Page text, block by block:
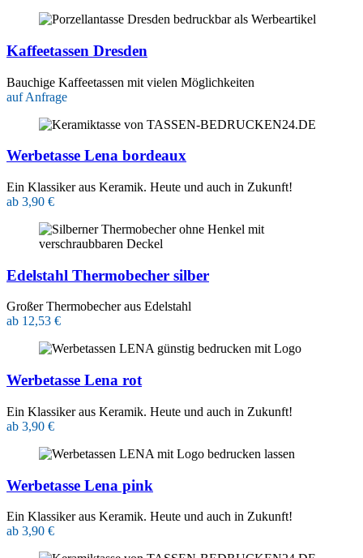
Kaffeetassen Dresden
Bauchige Kaffeetassen mit vielen Möglichkeiten
auf Anfrage
Werbetasse Lena bordeaux
Ein Klassiker aus Keramik. Heute und auch in Zukunft!
ab 3,90 €
Edelstahl Thermobecher silber
Großer Thermobecher aus Edelstahl
ab 12,53 €
Werbetasse Lena rot
Ein Klassiker aus Keramik. Heute und auch in Zukunft!
ab 3,90 €
Werbetasse Lena pink
Ein Klassiker aus Keramik. Heute und auch in Zukunft!
ab 3,90 €